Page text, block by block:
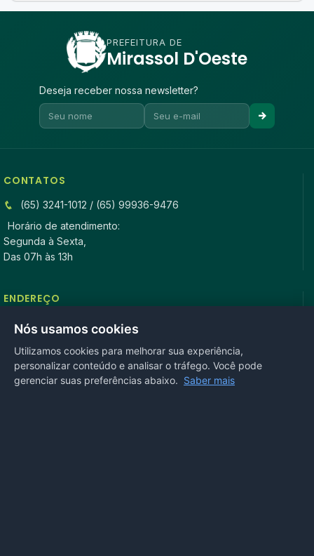
PREFEITURA DE
Mirassol D'Oeste
Deseja receber nossa newsletter?
CONTATOS
(65) 3241-1012 / (65) 99936-9476
Horário de atendimento:
Segunda à Sexta,
Das 07h às 13h
ENDEREÇO
Rua Antonio Tavares, n° 3310, Centro CEP: 78.280-000 -
Mirassol D’Oeste, MT
REDES SOCIAIS
Nós usamos cookies
Utilizamos cookies para melhorar sua experiência,
personalizar conteúdo e analisar o tráfego. Você pode
gerenciar suas preferências abaixo. Saber mais